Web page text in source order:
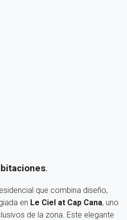
.
que combina diseño,
en Le Ciel at Cap Cana, uno
de la zona. Este elegante